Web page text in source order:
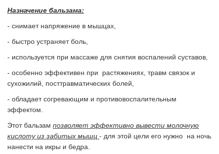
Назначение бальзама:
- снимает напряжение в мышцах,
- быстро устраняет боль,
- используется при массаже для снятия воспалений суставов,
- особенно эффективен при растяжениях, травм связок и
сухожилий, посттравматических болей,
- обладает согревающим и противовоспалительным
эффектом.
Этот бальзам позволяет эффективно вывести молочную
кислоту из забитых мышц - для этой цели его нужно на ночь
нанести на икры и бедра.